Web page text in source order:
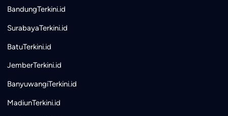
BandungTerkini.id
SurabayaTerkini.id
BatuTerkini.id
JemberTerkini.id
BanyuwangiTerkini.id
MadiunTerkini.id